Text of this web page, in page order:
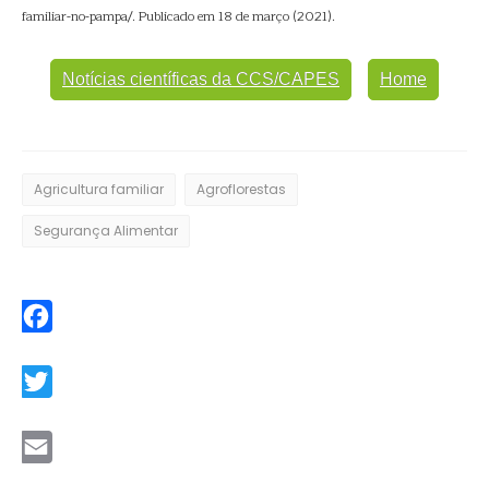
familiar-no-pampa/. Publicado em 18 de março (2021).
Notícias científicas da CCS/CAPES Home
Agricultura familiar Agroflorestas
Segurança Alimentar